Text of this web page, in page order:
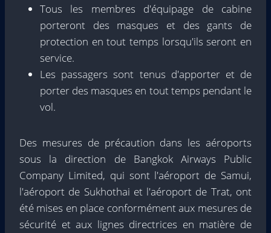
Tous les membres d'équipage de cabine
porteront des masques et des gants de
protection en tout temps lorsqu'ils seront en
service.
Les passagers sont tenus d'apporter et de
porter des masques en tout temps pendant le
vol.
Des mesures de précaution dans les aéroports
sous la direction de Bangkok Airways Public
Company Limited, qui sont l'aéroport de Samui,
l'aéroport de Sukhothai et l'aéroport de Trat, ont
été mises en place conformément aux mesures de
sécurité et aux lignes directrices en matière de